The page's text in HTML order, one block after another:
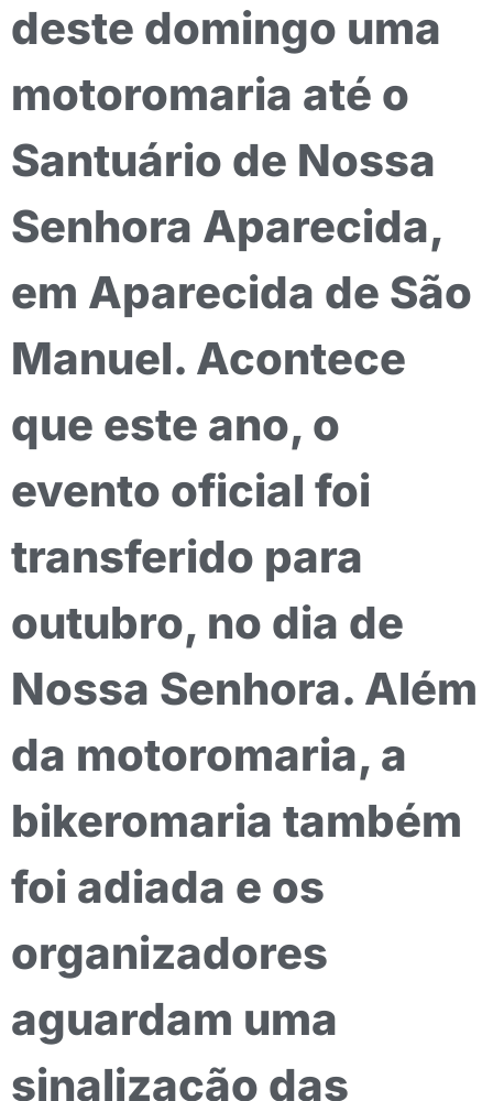
deste domingo uma
motoromaria até o
Santuário de Nossa
Senhora Aparecida,
em Aparecida de São
Manuel. Acontece
que este ano, o
evento oficial foi
transferido para
outubro, no dia de
Nossa Senhora. Além
da motoromaria, a
bikeromaria também
foi adiada e os
organizadores
aguardam uma
sinalização das